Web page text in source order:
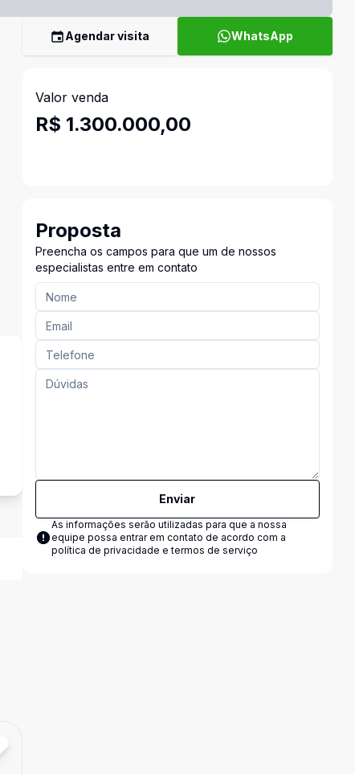
Agendar visita WhatsApp
Valor venda
R$ 1.300.000,00
Proposta
Preencha os campos para que um de nossos
especialistas entre em contato
Enviar
As informações serão utilizadas para que a nossa
equipe possa entrar em contato de acordo com a
política de privacidade e termos de serviço